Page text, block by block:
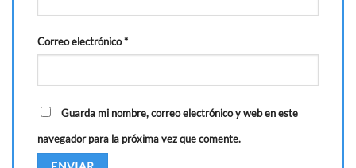
Correo electrónico*
Guarda mi nombre, correo electrónico y web en este
navegador para la próxima vez que comente.